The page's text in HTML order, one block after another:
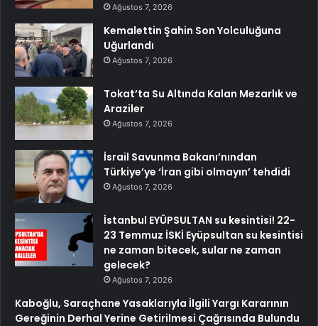
Ağustos 7, 2026
Kemalettin Şahin Son Yolculuğuna
Uğurlandı
Ağustos 7, 2026
Tokat’ta Su Altında Kalan Mezarlık ve
Araziler
Ağustos 7, 2026
İsrail Savunma Bakanı’nından
Türkiye’ye ‘İran gibi olmayın’ tehdidi
Ağustos 7, 2026
İstanbul EYÜPSULTAN su kesintisi! 22-
23 Temmuz İSKİ Eyüpsultan su kesintisi
ne zaman bitecek, sular ne zaman
gelecek?
Ağustos 7, 2026
Kaboğlu, Saraçhane Yasaklarıyla İlgili Yargı Kararının
Gereğinin Derhal Yerine Getirilmesi Çağrısında Bulundu